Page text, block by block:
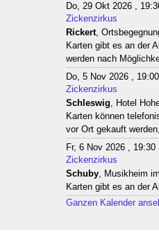
Do, 29 Okt 2026 ,
Zickenzirkus
Rickert,
Karten gibt es an der
werden nach
Do, 5 Nov 2026 ,
Zickenzirkus
Schleswig, Hotel
Karten können
vor Ort gekauft
Fr, 6 Nov 2026 , 19:30
Zickenzirkus
Schuby, Musikheim
Karten gibt es an der
Ganzen Kalender